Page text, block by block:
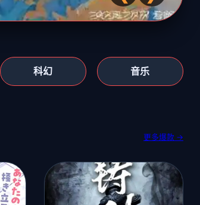
科幻 音乐
更多爆款 →